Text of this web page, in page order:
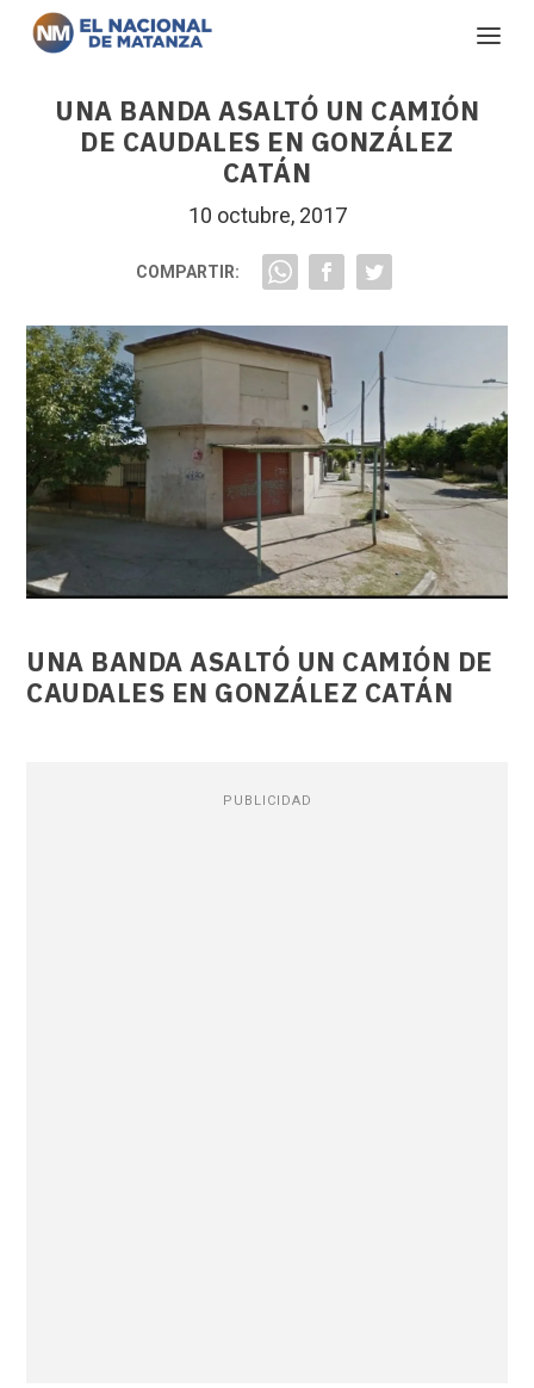
UNA BANDA ASALTÓ UN CAMIÓN
DE CAUDALES EN GONZÁLEZ
CATÁN
10 octubre, 2017
COMPARTIR:
UNA BANDA ASALTÓ UN CAMIÓN DE
CAUDALES EN GONZÁLEZ CATÁN
PUBLICIDAD